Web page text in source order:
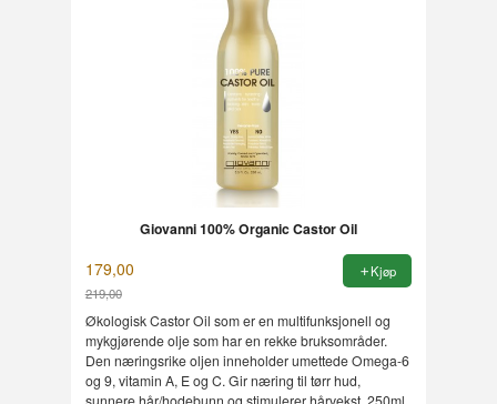
Giovanni 100% Organic Castor Oil
179,00
219,00
Rabatt
Kjøp
Økologisk Castor Oil som er en multifunksjonell og
mykgjørende olje som har en rekke bruksområder.
Den næringsrike oljen inneholder umettede Omega-6
og 9, vitamin A, E og C. Gir næring til tørr hud,
sunnere hår/hodebunn og stimulerer hårvekst. 250ml.